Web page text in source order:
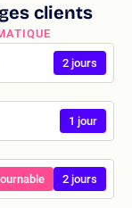
clients
2 jours
1 jour
2 jours